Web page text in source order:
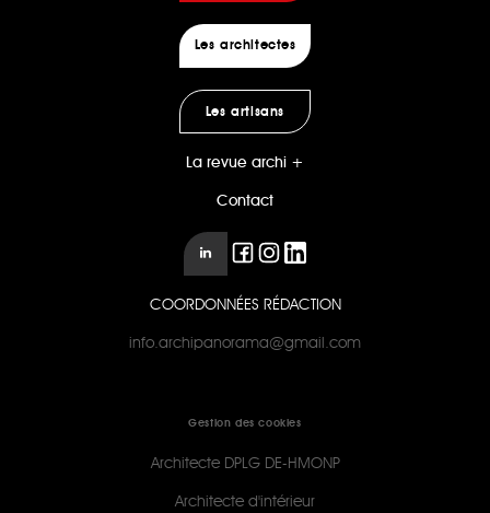
Les architectes
Les artisans
La revue archi +
Contact
COORDONNÉES RÉDACTION
info.archipanorama@gmail.com
Gestion des cookies
Architecte DPLG DE-HMONP
Architecte d'intérieur